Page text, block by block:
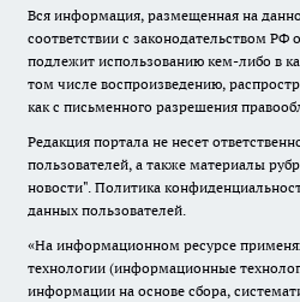
Вся информация, размещенная на
соответствии с законодательством РФ
подлежит использованию кем-либо в
том числе воспроизведению,
как с письменного разрешения
Редакция портала не несет
пользователей, а также материалы
новости". Политика
данных пользователей.
«На информационном ресурсе
технологии (информационные
информации на основе сбора,